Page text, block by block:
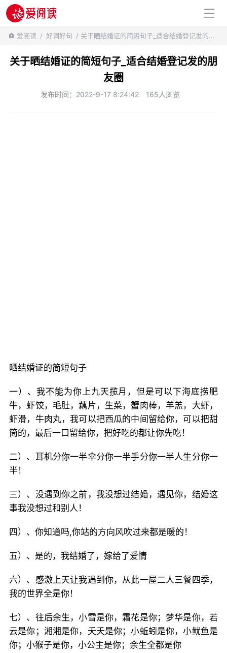
百科知识
爱阅读 / 好词好句 / 关于晒结婚证的简短句子_适合结婚登记发的朋友圈
关于晒结婚证的简短句子_适合结婚登记发的朋
友圈
发布时间：2022-9-17 8:24:42 165人浏览
晒结婚证的简短句子
一）、我不能为你上九天揽月，但是可以下海底捞肥
牛，虾饺，毛肚，藕片，生菜，蟹肉棒，羊羔，大虾，
虾滑，牛肉丸，我可以把西瓜的中间留给你，可以把甜
筒的，最后一口留给你，把好吃的都让你先吃！
二）、耳机分你一半伞分你一半手分你一半人生分你一
半！
三）、没遇到你之前，我没想过结婚，遇见你，结婚这
事我没想过和别人！
四）、你知道吗,你站的方向风吹过来都是暖的！
五）、是的，我结婚了，嫁给了爱情
六）、感激上天让我遇到你，从此一屋二人三餐四季，
我的世界全是你！
七）、往后余生，小雪是你，霜花是你；梦华是你，若
云是你；湘湘是你，夭夭是你；小蚯蚓是你，小鱿鱼是
你；小猴子是你，小公主是你；余生全都是你